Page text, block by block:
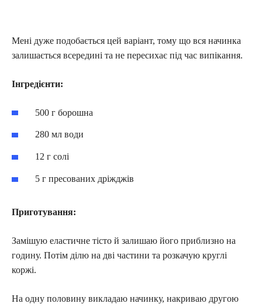
Мені дуже подобається цей варіант, тому що вся начинка
залишається всередині та не пересихає під час випікання.
Інгредієнти:
500 г борошна
280 мл води
12 г солі
5 г пресованих дріжджів
Приготування:
Замішую еластичне тісто й залишаю його приблизно на
годину. Потім ділю на дві частини та розкачую круглі
коржі.
На одну половину викладаю начинку, накриваю другою